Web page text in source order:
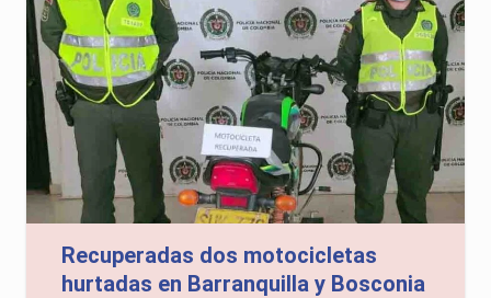
Recuperadas dos motocicletas
hurtadas en Barranquilla y Bosconia